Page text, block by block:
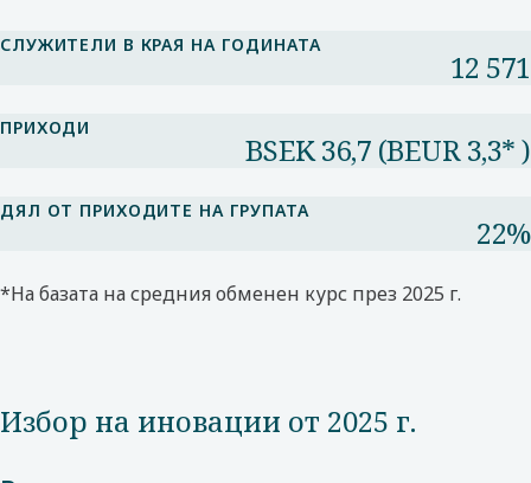
СЛУЖИТЕЛИ В КРАЯ НА ГОДИНАТА
12 571
ПРИХОДИ
BSEK 36,7 (BEUR 3,3* )
ДЯЛ ОТ ПРИХОДИТЕ НА ГРУПАТА​
22%​
*На базата на средния обменен курс през 2025 г.​
Избор на иновации от 2025 г.